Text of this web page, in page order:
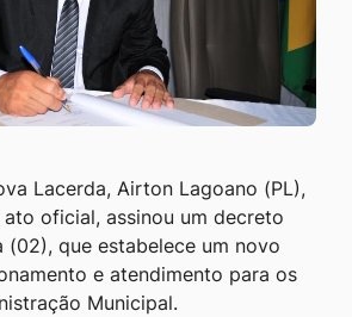
Lacerda, Airton Lagoano (PL),
oficial, assinou um decreto
(02), que estabelece um novo
e atendimento para os
Municipal.